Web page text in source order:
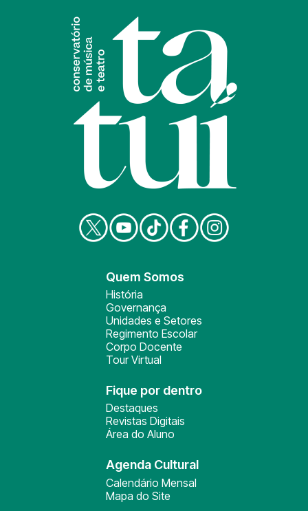
Quem Somos
História
Governança
Unidades e Setores
Regimento Escolar
Corpo Docente
Tour Virtual
Fique por dentro
Destaques
Revistas Digitais
Área do Aluno
Agenda Cultural
Calendário Mensal
Mapa do Site